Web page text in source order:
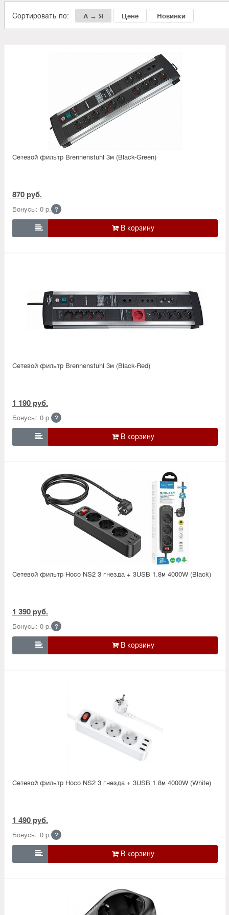
Сортировать по: А → Я Цене Новинки
Сетевой фильтр Brennenstuhl 3м (Black-Green)
870 руб.
Бонусы: 0 р. ?

Сетевой фильтр Brennenstuhl 3м (Black-Red)
1 190 руб.
Бонусы: 0 р. ?

Сетевой фильтр Hoco NS2 3 гнезда + 3USB 1.8м 4000W (Black)
1 390 руб.
Бонусы: 0 р. ?

Сетевой фильтр Hoco NS2 3 гнезда + 3USB 1.8м 4000W (White)
1 490 руб.
Бонусы: 0 р. ?
